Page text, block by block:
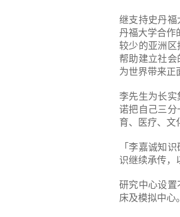
继支持史丹福
丹福大学合作
较少的亚洲区
帮助建立社会
为世界带来正
李先生为长实
诺把自己三分
育、医疗、文
「李嘉诚知
识继续承传，
研究中心设置
床及模拟中心。